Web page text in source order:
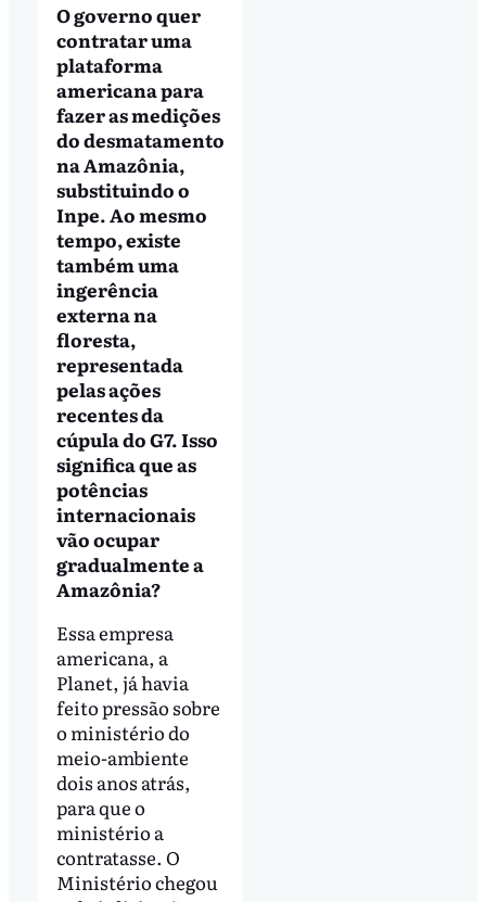
O governo quer
contratar uma
plataforma
americana para
fazer as medições
do desmatamento
na Amazônia,
substituindo o
Inpe. Ao mesmo
tempo, existe
também uma
ingerência
externa na
floresta,
representada
pelas ações
recentes da
cúpula do G7. Isso
significa que as
potências
internacionais
vão ocupar
gradualmente a
Amazônia?
Essa empresa
americana, a
Planet, já havia
feito pressão sobre
o ministério do
meio-ambiente
dois anos atrás,
para que o
ministério a
contratasse. O
Ministério chegou